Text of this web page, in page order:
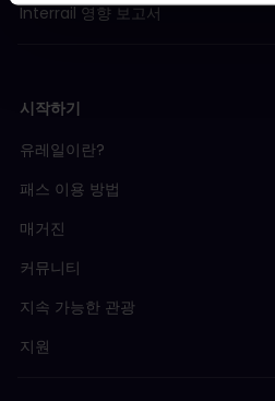
Interrail 영향 보고서
시작하기
유레일이란?
패스 이용 방법
매거진
커뮤니티
지속 가능한 관광
지원